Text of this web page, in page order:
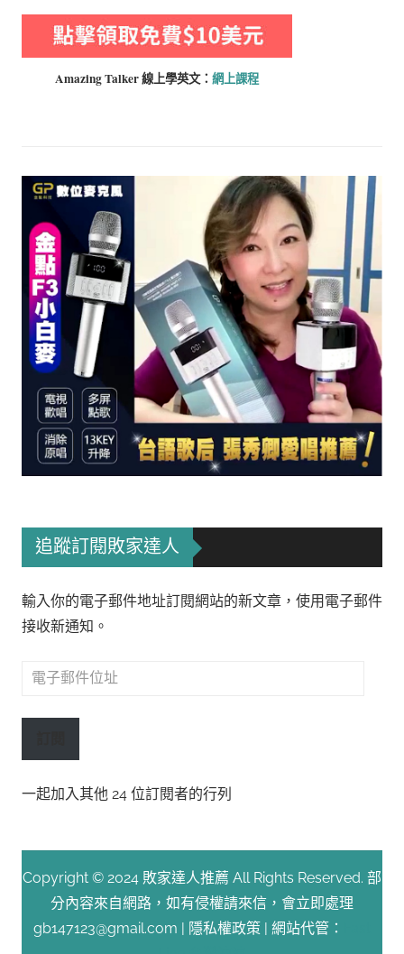
Amazing Talker 線上學英文： 網上課程
追蹤訂閱敗家達人
輸入你的電子郵件地址訂閱網站的新文章，使用電子郵件
接收新通知。
電
郵
址
一起加入其他 24 位訂閱者的行列
Copyright © 2024 敗家達人推薦 All Rights Reserved. 部
分內容來自網路，如有侵權請來信，會立即處理
gb147123@gmail.com |
隱私權政策 | 網站代管：